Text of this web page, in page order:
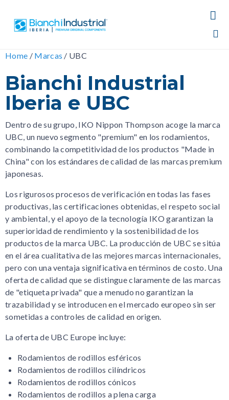

Home / Marcas / UBC
Bianchi Industrial
Iberia e UBC
Dentro de su grupo, IKO Nippon Thompson acoge la marca
UBC, un nuevo segmento "premium" en los rodamientos,
combinando la competitividad de los productos "Made in
China" con los estándares de calidad de las marcas premium
japonesas.
Los rigurosos procesos de verificación en todas las fases
productivas, las certificaciones obtenidas, el respeto social
y ambiental, y el apoyo de la tecnología IKO garantizan la
superioridad de rendimiento y la sostenibilidad de los
productos de la marca UBC. La producción de UBC se sitúa
en el área cualitativa de las mejores marcas internacionales,
pero con una ventaja significativa en términos de costo. Una
oferta de calidad que se distingue claramente de las marcas
de "etiqueta privada" que a menudo no garantizan la
trazabilidad y se introducen en el mercado europeo sin ser
sometidas a controles de calidad en origen.
La oferta de UBC Europe incluye:
Rodamientos de rodillos esféricos
Rodamientos de rodillos cilíndricos
Rodamientos de rodillos cónicos
Rodamientos de rodillos a plena carga